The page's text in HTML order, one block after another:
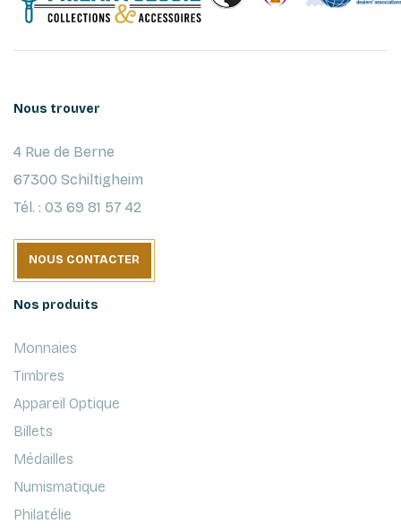
Nous trouver
4 Rue de Berne
67300 Schiltigheim
Tél. : 03 69 81 57 42
NOUS CONTACTER
Nos produits
Monnaies
Timbres
Appareil Optique
Billets
Médailles
Numismatique
Philatélie